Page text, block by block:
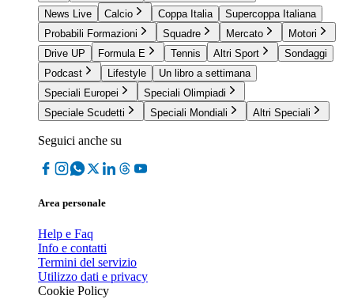
News Live
Calcio Coppa Italia
Supercoppa Italiana
Probabili Formazioni
Squadre Mercato
Motori
Drive UP
Formula E Tennis Altri Sport
Sondaggi
Podcast
Lifestyle
Un libro a settimana
Speciali Europei
Speciali Olimpiadi
Speciale Scudetti
Speciali Mondiali Altri Speciali
Seguici anche su
Area personale
Help e Faq
Info e contatti
Termini del servizio
Utilizzo dati e privacy
Cookie Policy